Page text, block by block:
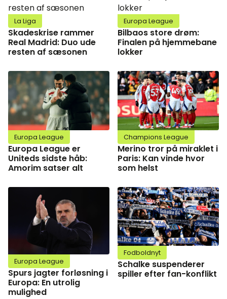
La Liga
Skadeskrise rammer
Real Madrid: Duo ude
resten af sæsonen
Europa League
Bilbaos store drøm:
Finalen på hjemmebane
lokker
Europa League
Europa League er
Uniteds sidste håb:
Amorim satser alt
Champions League
Merino tror på miraklet i
Paris: Kan vinde hvor
som helst
Europa League
Spurs jagter forløsning i
Europa: En utrolig
mulighed
Fodboldnyt
Schalke suspenderer
spiller efter fan-konflikt